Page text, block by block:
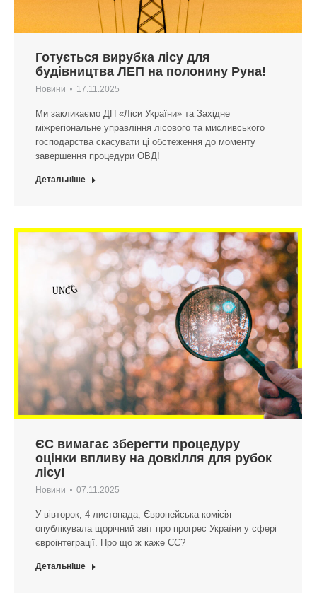
Готується вирубка лісу для
будівництва ЛЕП на полонину Руна!
Новини 17.11.2025
Ми закликаємо ДП «Ліси України» та Західне
міжрегіональне управління лісового та мисливського
господарства скасувати ці обстеження до моменту
завершення процедури ОВД!
Детальніше
ЄС вимагає зберегти процедуру
оцінки впливу на довкілля для рубок
лісу!
Новини 07.11.2025
У вівторок, 4 листопада, Європейська комісія
опублікувала щорічний звіт про прогрес України у сфері
євроінтеграції. Про що ж каже ЄС?
Детальніше